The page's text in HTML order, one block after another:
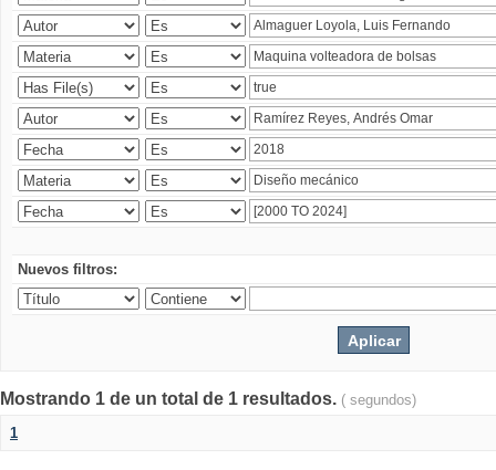
Nuevos filtros:
Mostrando 1 de un total de 1 resultados. ( segundos)
1